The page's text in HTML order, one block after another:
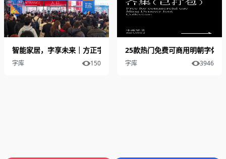
智能家居，字享未来｜方正字库亮相AWE2026，以专业字体赋能行
字库 150
25款热门免费可商用明朝字体
字库 3946